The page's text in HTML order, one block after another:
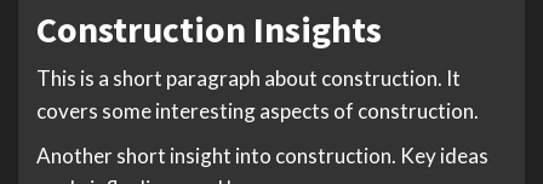
Construction Insights
This is a short paragraph about construction. It
covers some interesting aspects of construction.
Another short insight into construction. Key ideas